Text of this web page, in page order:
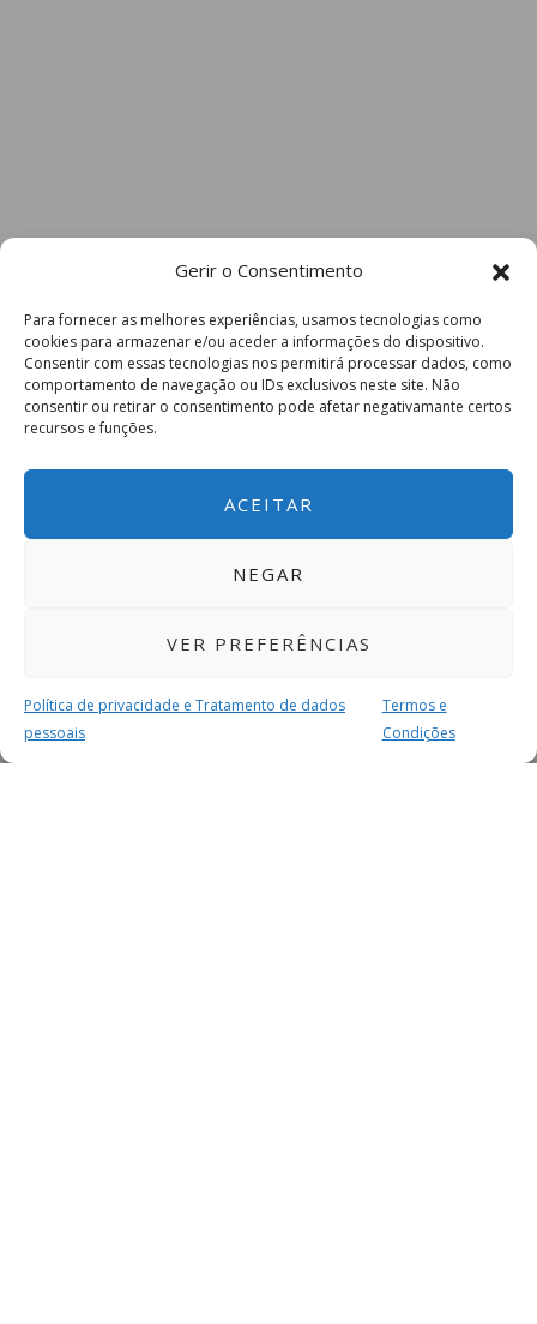
Gerir o Consentimento
Para fornecer as melhores experiências, usamos tecnologias como
cookies para armazenar e/ou aceder a informações do dispositivo.
Consentir com essas tecnologias nos permitirá processar dados, como
comportamento de navegação ou IDs exclusivos neste site. Não
consentir ou retirar o consentimento pode afetar negativamante certos
recursos e funções.
ACEITAR
NEGAR
VER PREFERÊNCIAS
Política de privacidade e Tratamento de dados
pessoais
Termos e
Condições